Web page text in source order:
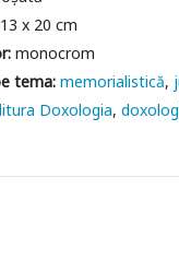
13 x 20 cm
monocrom
memorialistică
Doxologia